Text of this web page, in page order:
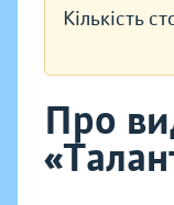
Кількість
Про